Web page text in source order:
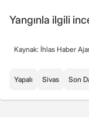
Yangınla ilgili
Kaynak: İhlas Haber
Yapalı Sivas Son